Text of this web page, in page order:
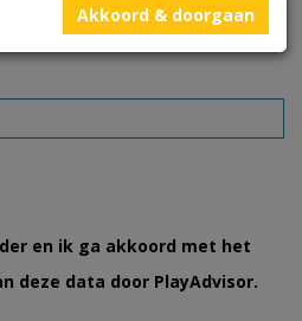
en ik ga akkoord met het
deze data door PlayAdvisor.
Akkoord & doorgaan